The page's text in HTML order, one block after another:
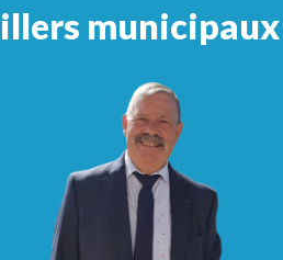
municipaux